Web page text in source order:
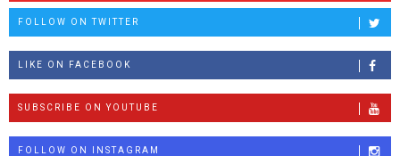
FOLLOW ON TWITTER
LIKE ON FACEBOOK
SUBSCRIBE ON YOUTUBE
FOLLOW ON INSTAGRAM